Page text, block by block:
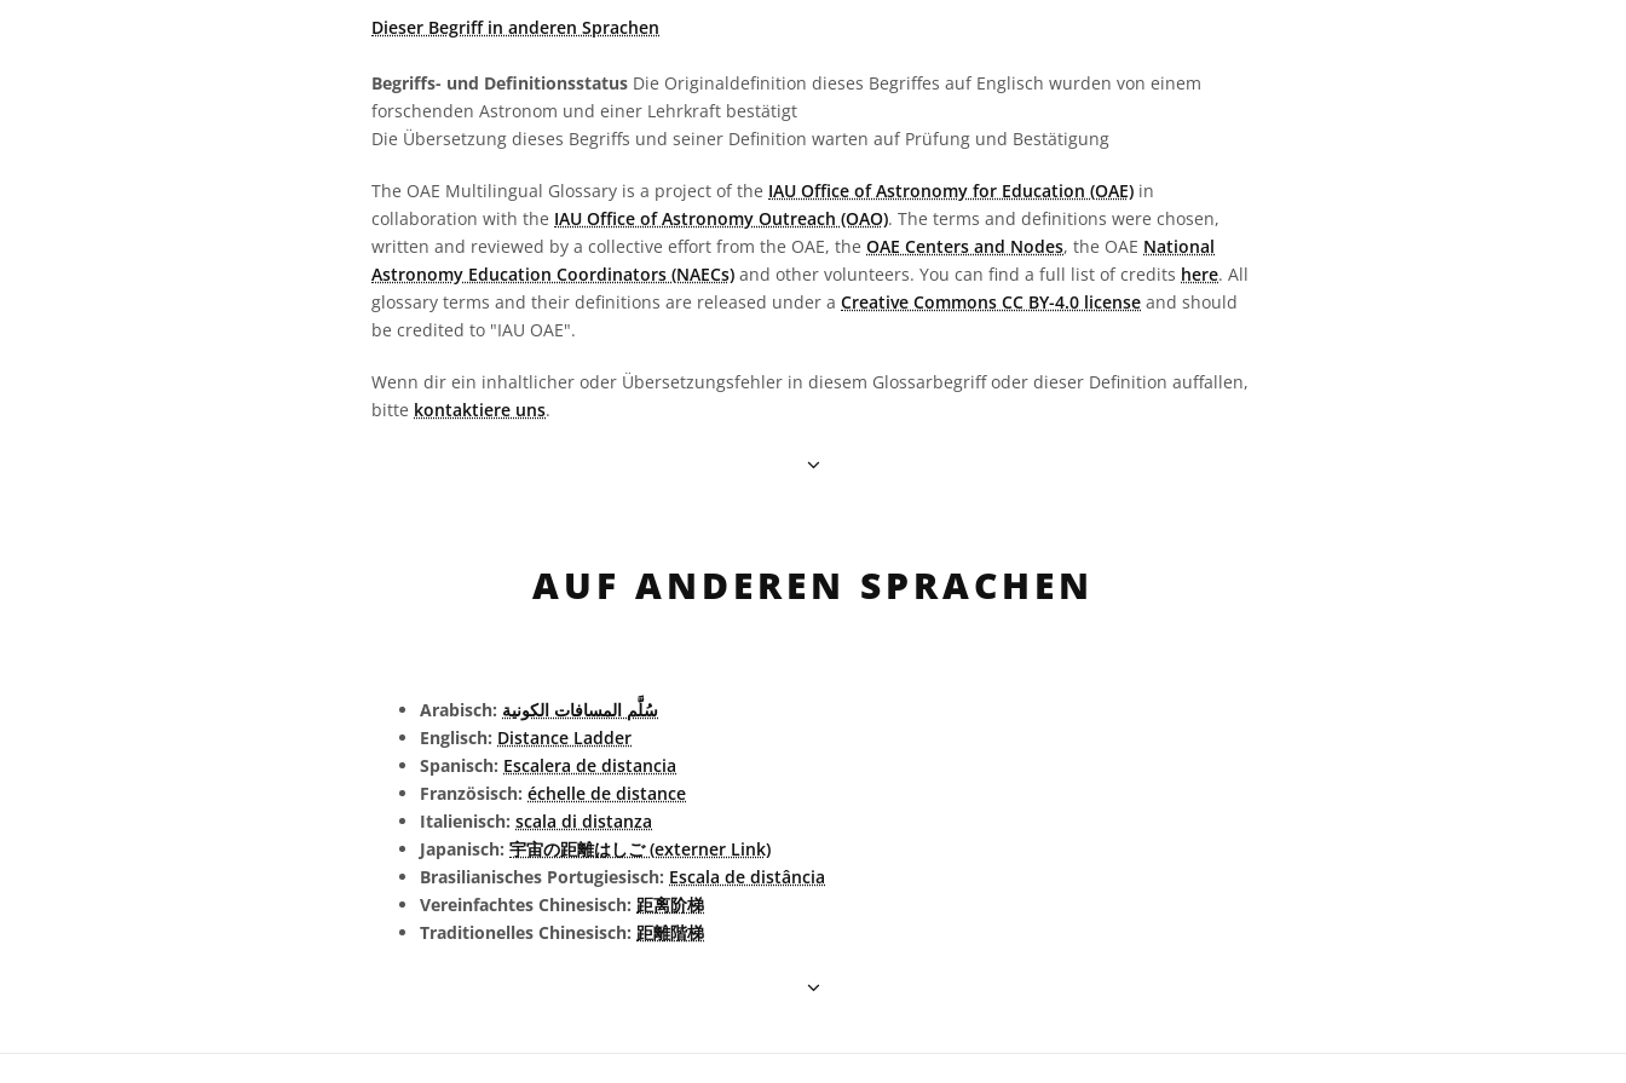
Dieser Begriff in anderen Sprachen
Begriffs- und Definitionsstatus Die Originaldefinition dieses Begriffes auf Englisch wurden von einem
forschenden Astronom und einer Lehrkraft bestätigt
Die Übersetzung dieses Begriffs und seiner Definition warten auf Prüfung und Bestätigung
The OAE Multilingual Glossary is a project of the IAU Office of Astronomy for Education (OAE) in
collaboration with the IAU Office of Astronomy Outreach (OAO). The terms and definitions were chosen,
written and reviewed by a collective effort from the OAE, the OAE Centers and Nodes, the OAE National
Astronomy Education Coordinators (NAECs) and other volunteers. You can find a full list of credits here. All
glossary terms and their definitions are released under a Creative Commons CC BY-4.0 license and should
be credited to "IAU OAE".
Wenn dir ein inhaltlicher oder Übersetzungsfehler in diesem Glossarbegriff oder dieser Definition auffallen,
bitte kontaktiere uns.
AUF ANDEREN SPRACHEN
Arabisch: سُلَّم المسافات الكونية
Englisch: Distance Ladder
Spanisch: Escalera de distancia
Französisch: échelle de distance
Italienisch: scala di distanza
Japanisch: 宇宙の距離はしご (externer Link)
Brasilianisches Portugiesisch: Escala de distância
Vereinfachtes Chinesisch: 距离阶梯
Traditionelles Chinesisch: 距離階梯